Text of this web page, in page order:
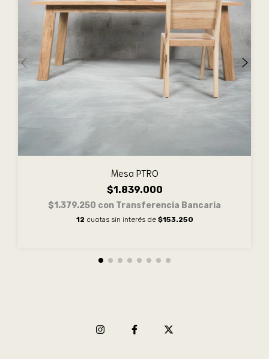
Mesa PTRO
$1.839.000
$1.379.250 con Transferencia Bancaria
12 cuotas sin interés de $153.250